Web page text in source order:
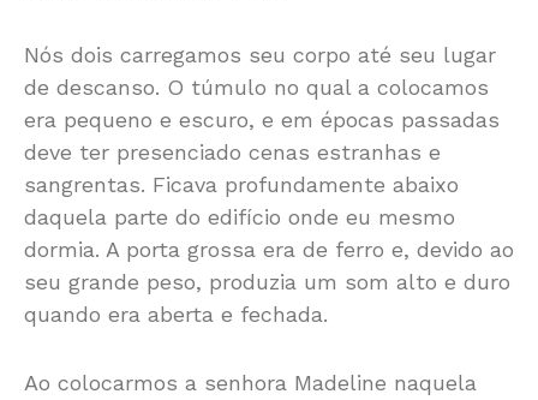
Nós dois carregamos seu corpo até seu lugar
de descanso. O túmulo no qual a colocamos
era pequeno e escuro, e em épocas passadas
deve ter presenciado cenas estranhas e
sangrentas. Ficava profundamente abaixo
daquela parte do edifício onde eu mesmo
dormia. A porta grossa era de ferro e, devido ao
seu grande peso, produzia um som alto e duro
quando era aberta e fechada.
Ao colocarmos a senhora Madeline naquela